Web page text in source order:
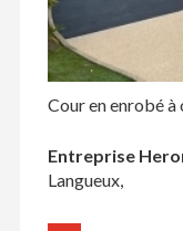
Cour en enrobé
Entreprise
Langueux,